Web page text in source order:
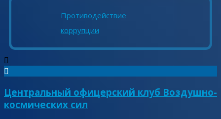
Противодействие
коррупции
Центральный офицерский клуб Воздушно-
космических сил